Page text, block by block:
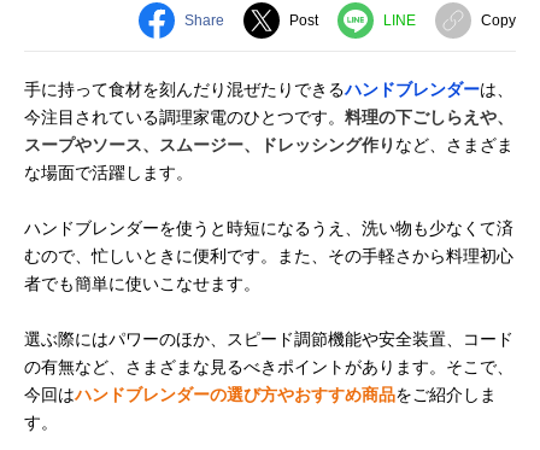
Share Post LINE Copy
手に持って食材を刻んだり混ぜたりできるハンドブレンダーは、
今注目されている調理家電のひとつです。 料理の下ごしらえや、
スープやソース、スムージー、ドレッシング作り など、さまざま
な場面で活躍します。
ハンドブレンダーを使うと時短になるうえ、洗い物も少なくて済
むので、忙しいときに便利です。また、その手軽さから料理初心
者でも簡単に使いこなせます。
選ぶ際にはパワーのほか、スピード調節機能や安全装置、コード
の有無など、さまざまな見るべきポイントがあります。そこで、
今回はハンドブレンダーの選び方やおすすめ商品をご紹介しま
す。